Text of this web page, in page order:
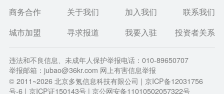
商务合作 关于我们 加入我们
联系我们
城市加盟
寻求报道 我要入驻 投资者关系
违法和不良信息、未成年人保护举报电话：010-89650707
举报邮箱：jubao@36kr.com 网上有害信息举报
© 2011~2026北京多氪信息科技有限公司 | 京ICP备12031756
号-6 | 京ICP证150143号 | 京公网安备11010502057322号